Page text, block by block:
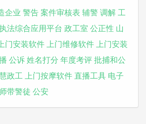
企业 警告 案件审核表 辅警 调解 工
法综合应用平台 政工室 公正性 山
上门安装软件 上门维修软件
上门安装
公诉 姓名打分 年度考评 批捕和公
政工 上门按摩软件 直播工具 电子
带警徒 公安